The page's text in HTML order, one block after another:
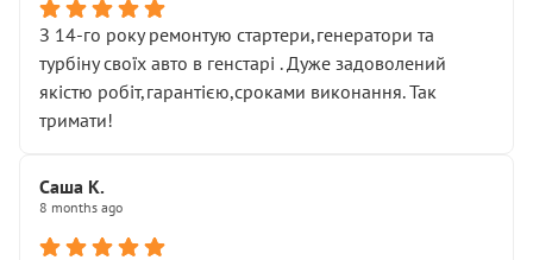
З 14-го року ремонтую стартери,генератори та
турбіну своїх авто в генстарі . Дуже задоволений
якістю робіт,гарантією,сроками виконання. Так
тримати!
Саша К.
8 months ago